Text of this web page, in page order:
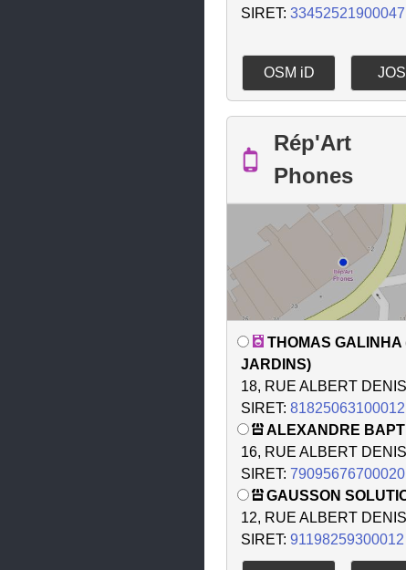
SIRET: 33452521900047
OSM iD
Rép'Art
Phones
THOMAS GALINHA
JARDINS)
18, RUE ALBERT DENIS
SIRET: 81825063100012
ALEXANDRE
16, RUE ALBERT DENIS
SIRET: 79095676700020
GAUSSON
12, RUE ALBERT DENIS
SIRET: 91198259300012